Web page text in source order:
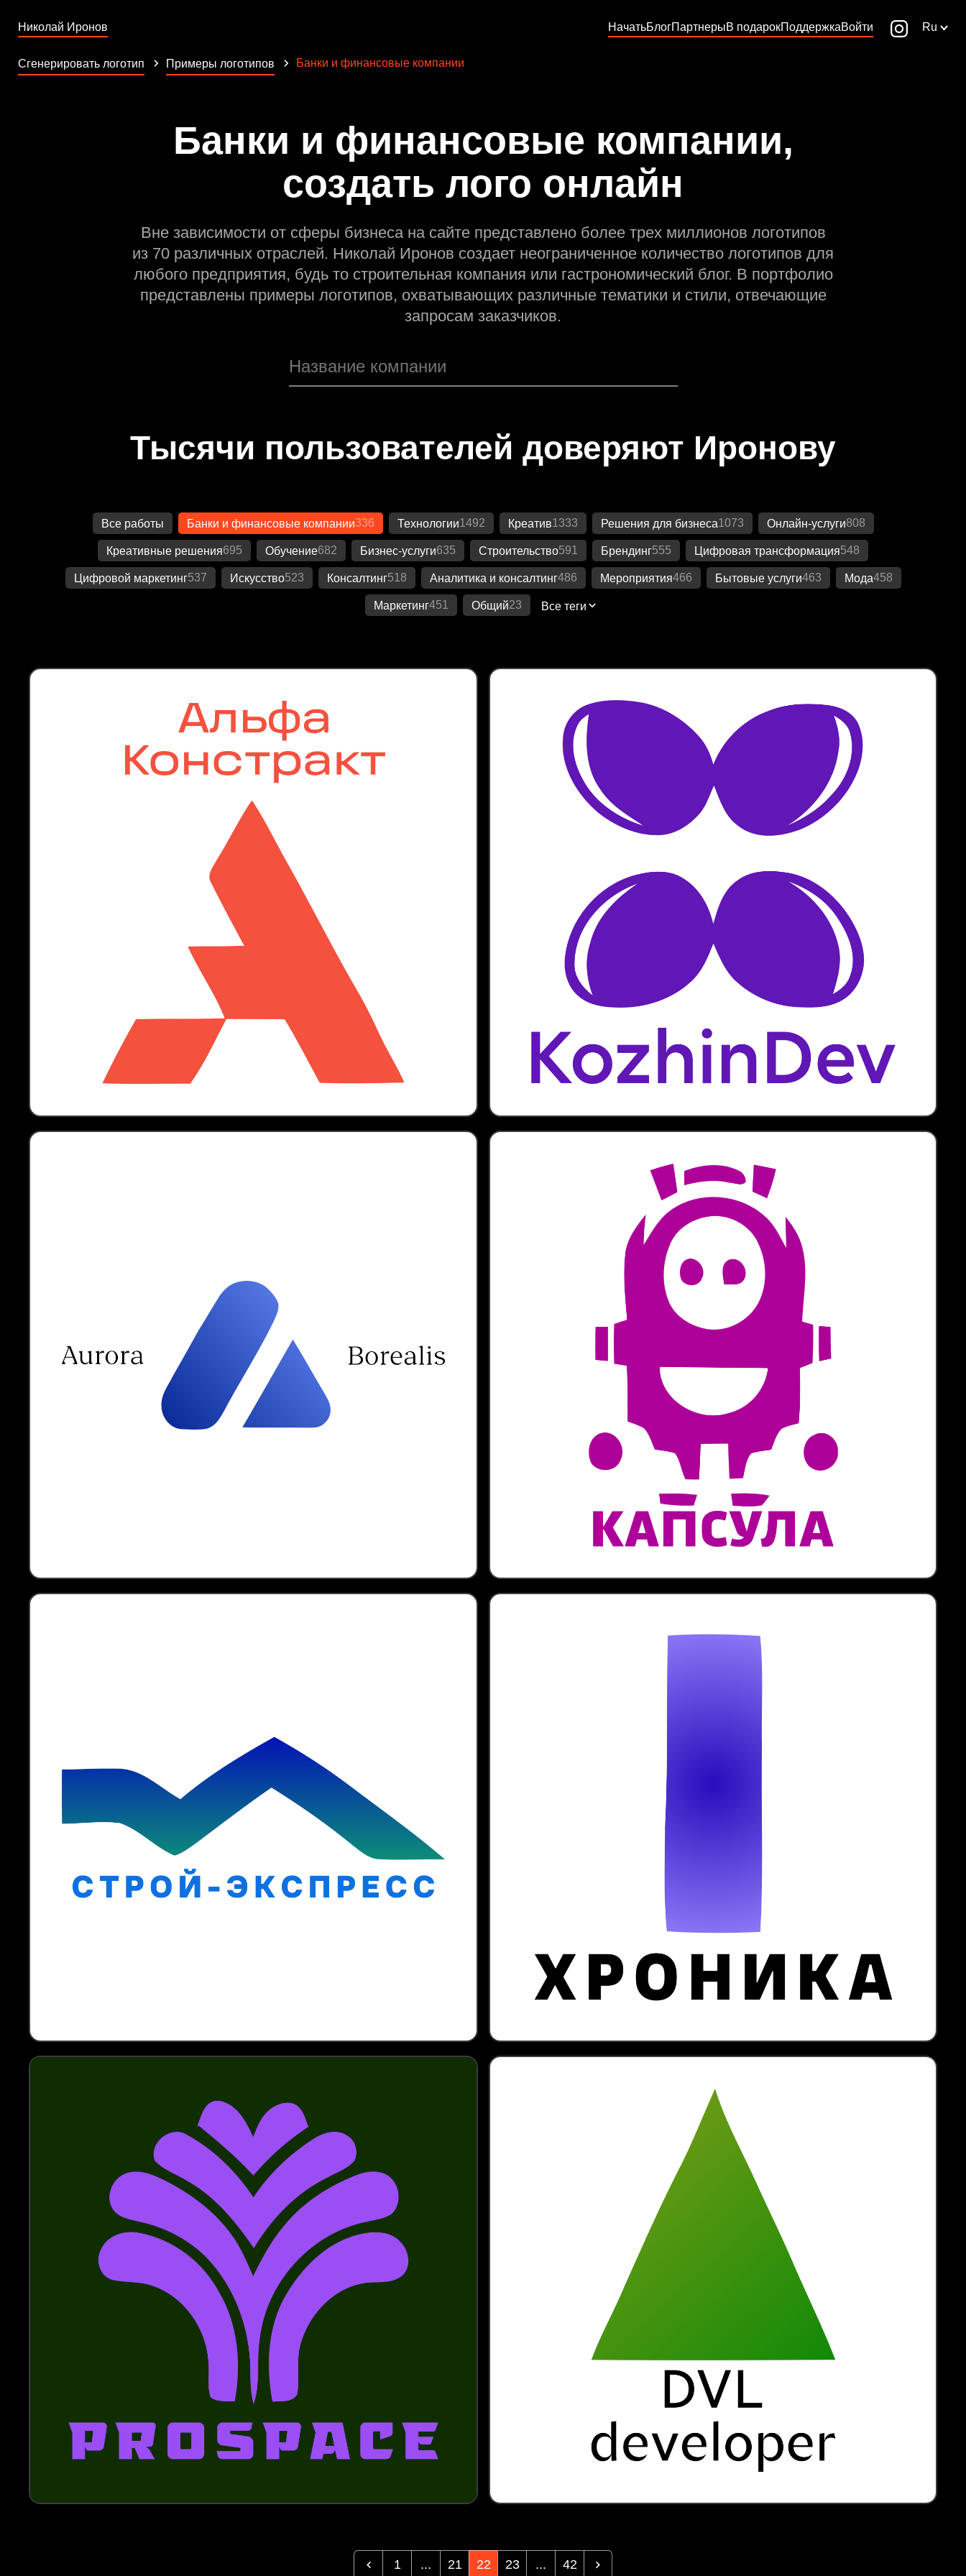
Николай Иронов НачатьБлогПартнерыВ подарокПоддержкаВойти Ru
Сгенерировать логотип Примеры логотипов Банки и финансовые компании
Банки и финансовые компании,
создать лого онлайн
Вне зависимости от сферы бизнеса на сайте представлено более трех миллионов логотипов
из 70 различных отраслей. Николай Иронов создает неограниченное количество логотипов для
любого предприятия, будь то строительная компания или гастрономический блог. В портфолио
представлены примеры логотипов, охватывающих различные тематики и стили, отвечающие
запросам заказчиков.
Тысячи пользователей доверяют Иронову
Все работы Банки и финансовые компании336 Технологии1492 Креатив1333 Решения для бизнеса1073 Онлайн-услуги808
Креативные решения695 Обучение682 Бизнес-услуги635 Строительство591 Брендинг555 Цифровая трансформация548
Цифровой маркетинг537 Искусство523 Консалтинг518 Аналитика и консалтинг486 Мероприятия466 Бытовые услуги463 Мода458
Маркетинг451 Общий23 Все теги
1 ... 21 22 23 ... 42